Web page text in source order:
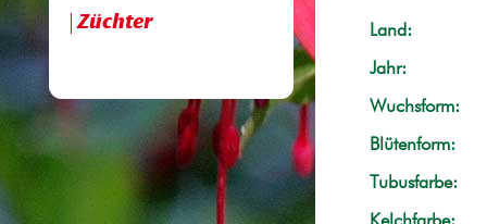
Züchter
Land:
Jahr:
Wuchsform:
Blütenform:
Tubusfarbe: